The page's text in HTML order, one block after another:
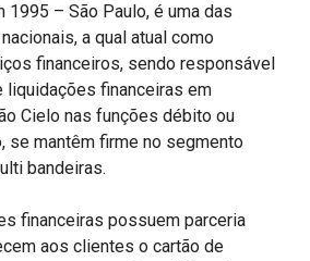
1995 – São Paulo, é uma das
a qual atual como
financeiros, sendo responsável
financeiras em
Cielo nas funções débito ou
se mantêm firme no segmento
bandeiras.
financeiras possuem parceria
aos clientes o cartão de